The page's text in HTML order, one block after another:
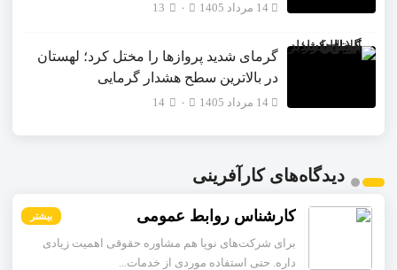
14 مرداد 1405 13
گرمای شدید پروازها را مختل کرد؛ لهستان
در بالاترین سطح هشدار گرمایی
14 مرداد 1405 14
دیدگاه‌های کارآفرینی
کارشناس روابط عمومی بیشتر
برای شرکت‌های نوپا هم مشاوره حقوقی اهمیت زیادی
داره. حتی استفاده موردی از خدمات...